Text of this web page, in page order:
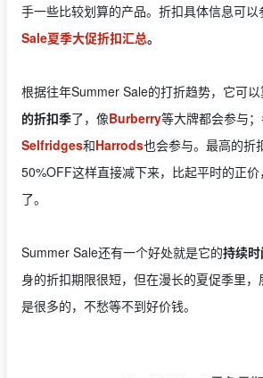
手一些比较划算的产品。折扣具体信息可以
Sale夏季大促折扣汇总。
根据往年Summer Sale的打折趋势，它可
的折扣季了，像Burberry等大牌都会参与
Selfridges和Harrods也会参与。最高的折
50%OFF这样直接减下来，比起平时的正
了。
Summer Sale还有一个好处就是它的持续
身的折扣期限很短，但在漫长的夏促季里
是很多的，不愁等不到好价钱。